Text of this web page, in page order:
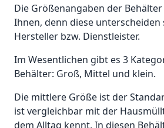
Die Größenangaben der
Ihnen, denn diese unterscheiden
Hersteller bzw. Dienstleister.
Im Wesentlichen gibt es 3
Behälter: Groß, Mittel und klein.
Die mittlere Größe ist der
ist vergleichbar mit der
dem Alltag kennt, In diesen